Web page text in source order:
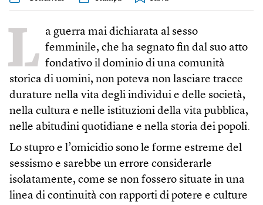
L a guerra mai dichiarata al sesso
femminile, che ha segnato fin dal suo atto
fondativo il dominio di una comunità
storica di uomini, non poteva non lasciare tracce
durature nella vita degli individui e delle società,
nella cultura e nelle istituzioni della vita pubblica,
nelle abitudini quotidiane e nella storia dei popoli.
Lo stupro e l’omicidio sono le forme estreme del
sessismo e sarebbe un errore considerarle
isolatamente, come se non fossero situate in una
linea di continuità con rapporti di potere e culture